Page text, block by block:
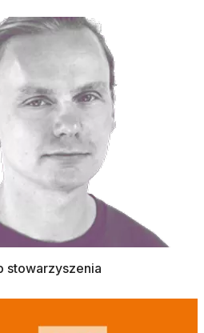
stowarzyszenia